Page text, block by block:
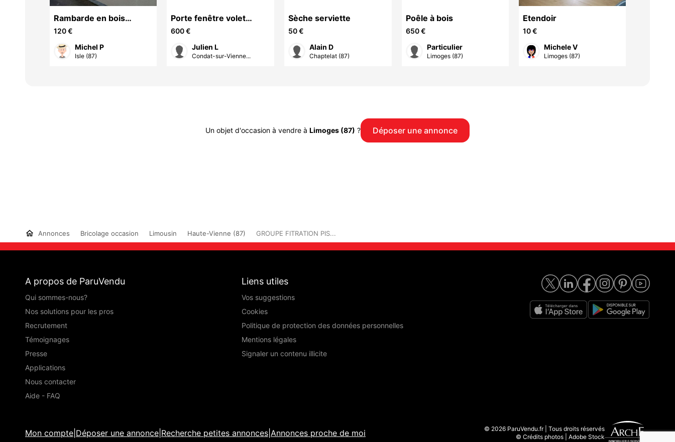
Rambarde en bois
exotique
120 €
Michel P
Isle (87)
Porte fenêtre volet
roulant intégré - NEUVE
600 €
Julien L
Condat-sur-Vienne...
Sèche serviette
50 €
Alain D
Chaptelat (87)
Poêle à bois
650 €
Particulier
Limoges (87)
Etendoir
10 €
Michele V
Limoges (87)
Un objet d'occasion à vendre à Limoges (87) ? Déposer une annonce
Annonces Bricolage occasion Limousin Haute-Vienne (87) GROUPE FITRATION PIS...
A propos de ParuVendu
Qui sommes-nous?
Nos solutions pour les pros
Recrutement
Témoignages
Presse
Applications
Nous contacter
Aide - FAQ
Liens utiles
Vos suggestions
Cookies
Politique de protection des données personnelles
Mentions légales
Signaler un contenu illicite
Mon compte Déposer une annonce Recherche petites annonces Annonces proche de moi
© 2026 ParuVendu.fr | Tous droits réservés
© Crédits photos | Adobe Stock